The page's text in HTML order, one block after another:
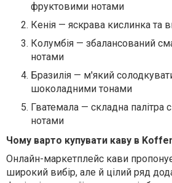
фруктовими нотами
Кенія — яскрава кислинка та
Колумбія — збалансований
нотами
Бразилія — м'який
шоколадними тонами
Гватемала — складна палітра
нотами
Чому варто купувати каву в
Онлайн-маркетплейс кави
широкий вибір, але й цілий ряд